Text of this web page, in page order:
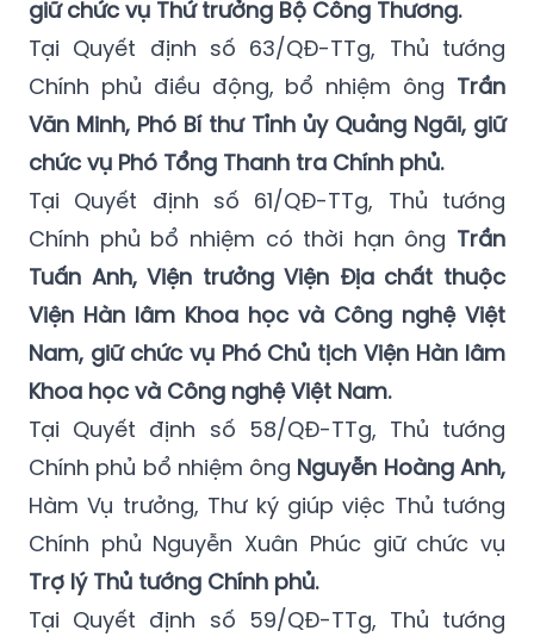
Tại Quyết định số 60/QĐ-TTg, Thủ tướng
Chính phủ bổ nhiệm lạiông Cao Quốc Hưng
giữ chức vụ Thứ trưởng Bộ Công Thương.
Tại Quyết định số 63/QĐ-TTg, Thủ tướng
Chính phủ điều động, bổ nhiệm ông
Văn Minh, Phó Bí thư Tỉnh ủy Quảng Ngãi, giữ
chức vụ Phó Tổng Thanh tra Chính phủ.
Tại Quyết định số 61/QĐ-TTg, Thủ tướng
Chính phủ bổ nhiệm có thời hạn ông Trần
Tuấn Anh, Viện trưởng Viện Địa chất thuộc
Viện Hàn lâm Khoa học và Công nghệ Việt
Nam, giữ chức vụ Phó Chủ tịch Viện Hàn lâm
Khoa học và Công nghệ Việt Nam.
Tại Quyết định số 58/QĐ-TTg, Thủ tướng
Chính phủ bổ nhiệm ông Nguyễn Hoàng Anh,
Hàm Vụ trưởng, Thư ký giúp việc Thủ tướng
Chính phủ Nguyễn Xuân Phúc giữ chức vụ